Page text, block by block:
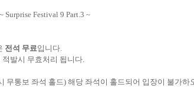
Surprise Festival 9 Part.3 ~
전석 무료입니다.
적발시 무효처리 됩니다.
무통보 좌석 홀드) 해당 좌석이 홀드되어 입장이 불가하